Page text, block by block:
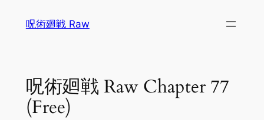
呪術廻戦 Raw
呪術廻戦 Raw Chapter 77
(Free)